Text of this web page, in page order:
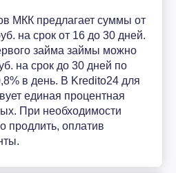
МКК предлагает суммы от
на срок от 16 до 30 дней.
займа займы можно
на срок до 30 дней по
в день. В Kredito24 для
единая процентная
При необходимости
продлить, оплатив